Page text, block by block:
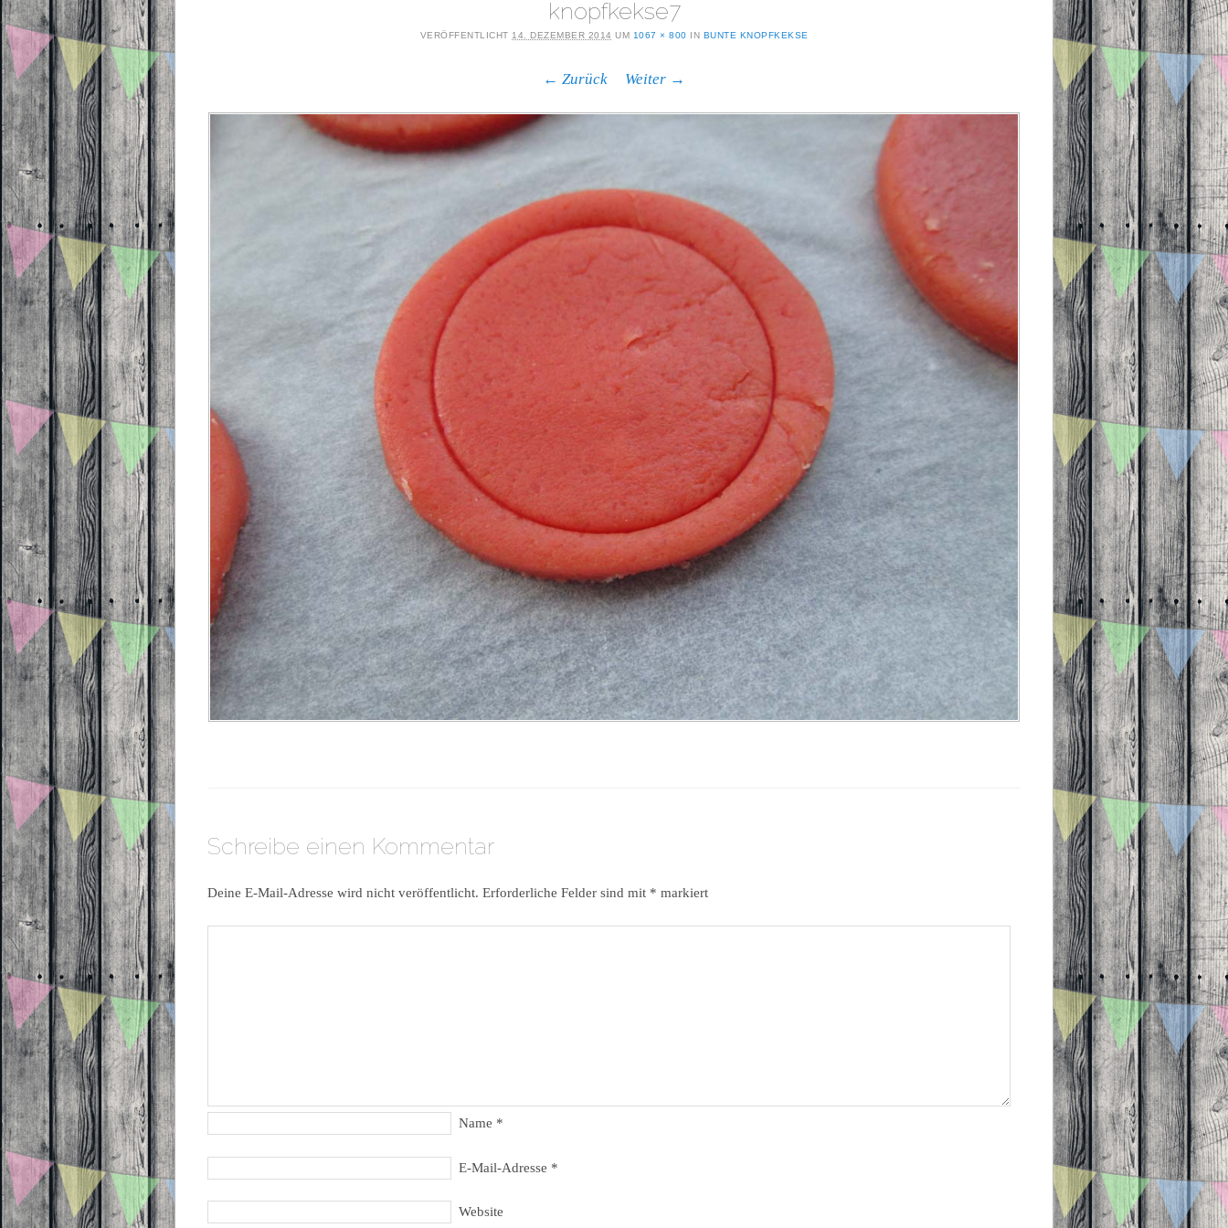
knopfkekse7
VERÖFFENTLICHT 14. DEZEMBER 2014 UM 1067 × 800 IN BUNTE KNOPFKEKSE
← Zurück Weiter →
Schreibe einen Kommentar
Deine E-Mail-Adresse wird nicht veröffentlicht. Erforderliche Felder sind mit * markiert
Name *
E-Mail-Adresse *
Website